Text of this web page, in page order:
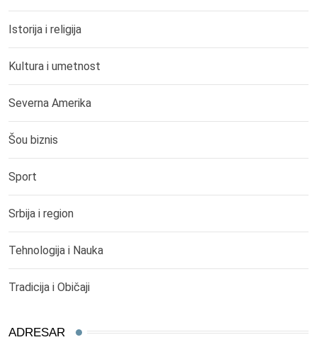
Istorija i religija
Kultura i umetnost
Severna Amerika
Šou biznis
Sport
Srbija i region
Tehnologija i Nauka
Tradicija i Običaji
ADRESAR